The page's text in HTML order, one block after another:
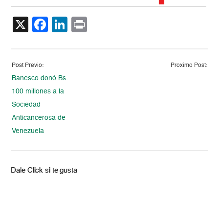
X Facebook
LinkedIn
Post Previo:
Banesco donó Bs.
100 millones a la
Sociedad
Anticancerosa de
Venezuela
Proximo Post:
Dale Click si te gusta